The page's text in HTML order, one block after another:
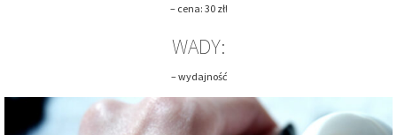
– cena: 30 zł!
WADY:
– wydajność